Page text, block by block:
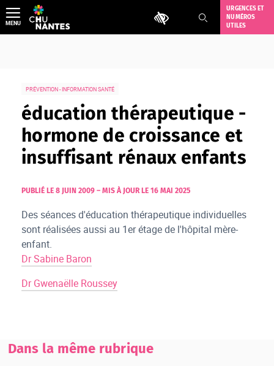
Aller
au
contenu
Outils d'accessibilité
URGENCES ET
NUMÉROS
UTILES
MENU
PRÉVENTION - INFORMATION SANTÉ
éducation thérapeutique -
hormone de croissance et
insuffisant rénaux enfants
PUBLIÉ LE 8 JUIN 2009 – MIS À JOUR LE 16 MAI 2025
Des séances d'éducation thérapeutique individuelles
sont réalisées aussi au 1er étage de l'hôpital mère-
enfant.
Dr Sabine Baron
Dr Gwenaëlle Roussey
Dans la même rubrique